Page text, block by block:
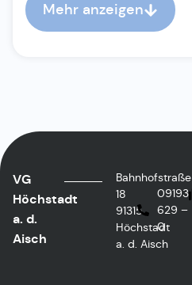
Mehr anzeigen
VG
Höchstadt
a. d.
Aisch
Bahnhofstraße
18
91315
Höchstadt
a. d. Aisch
09193
629 –
0